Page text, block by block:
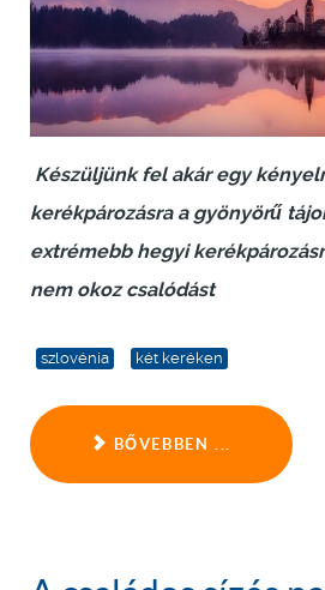
Készüljünk fel akár egy
kerékpározásra a gyönyörű
extrémebb hegyi
nem okoz csalódást
szlovénia két keréken
BŐVEBBEN ...